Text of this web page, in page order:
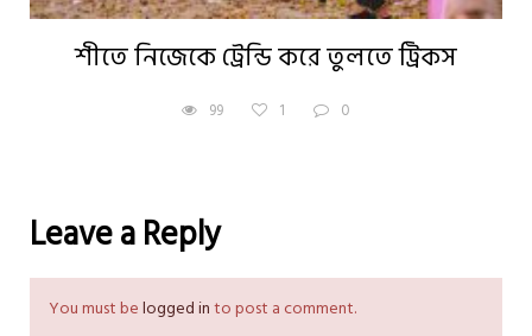
শীতে নিজেকে ট্রেন্ডি করে তুলতে ট্রিকস
99 1 0
Leave a Reply
You must belogged into post a comment.